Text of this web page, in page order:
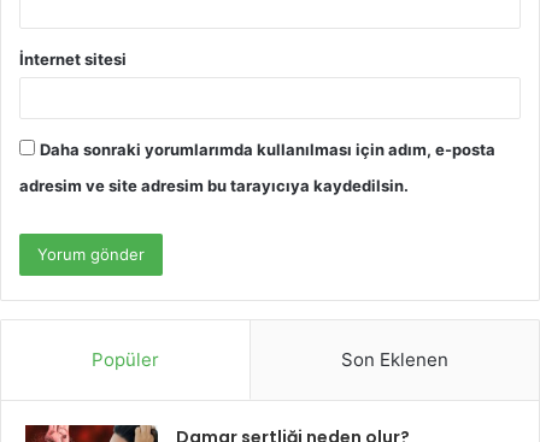
İnternet sitesi
Daha sonraki yorumlarımda kullanılması için adım, e-posta
adresim ve site adresim bu tarayıcıya kaydedilsin.
Popüler Son Eklenen